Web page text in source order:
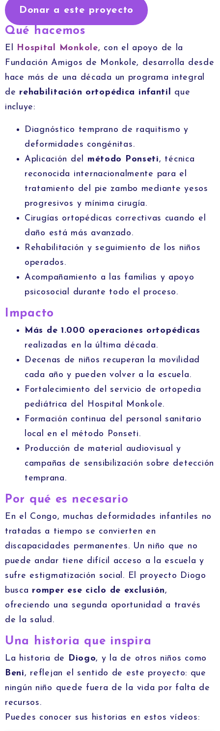
Donar a este proyecto
Qué hacemos
El Hospital Monkole, con el apoyo de la
Fundación Amigos de Monkole, desarrolla desde
hace más de una década un programa integral
de rehabilitación ortopédica infantil que
incluye:
Diagnóstico temprano de raquitismo y
deformidades congénitas.
Aplicación del método Ponseti, técnica
reconocida internacionalmente para el
tratamiento del pie zambo mediante yesos
progresivos y mínima cirugía.
Cirugías ortopédicas correctivas cuando el
daño está más avanzado.
Rehabilitación y seguimiento de los niños
operados.
Acompañamiento a las familias y apoyo
psicosocial durante todo el proceso.
Impacto
Más de 1.000 operaciones ortopédicas
realizadas en la última década.
Decenas de niños recuperan la movilidad
cada año y pueden volver a la escuela.
Fortalecimiento del servicio de ortopedia
pediátrica del Hospital Monkole.
Formación continua del personal sanitario
local en el método Ponseti.
Producción de material audiovisual y
campañas de sensibilización sobre detección
temprana.
Por qué es necesario
En el Congo, muchas deformidades infantiles no
tratadas a tiempo se convierten en
discapacidades permanentes. Un niño que no
puede andar tiene difícil acceso a la escuela y
sufre estigmatización social. El proyecto Diogo
busca romper ese ciclo de exclusión,
ofreciendo una segunda oportunidad a través
de la salud.
Una historia que inspira
La historia de Diogo, y la de otros niños como
Beni, reflejan el sentido de este proyecto: que
ningún niño quede fuera de la vida por falta de
recursos.
Puedes conocer sus historias en estos vídeos: